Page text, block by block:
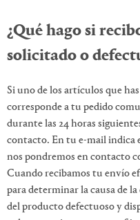
¿Qué hago si
solicitado o
Si uno de los artículos que
corresponde a tu pedido
durante las 24 horas
contacto. En tu e-mail indica
nos pondremos en contacto
Cuando recibamos tu envío
para determinar la causa de
del producto defectuoso y